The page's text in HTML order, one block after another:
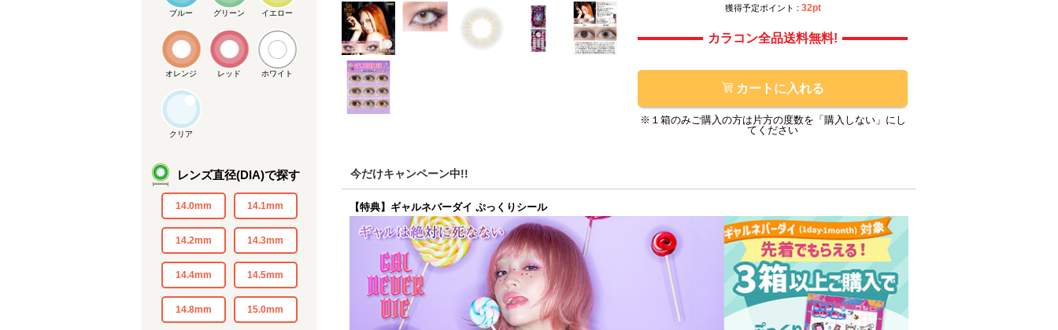
ブルー グリーン イエロー
オレンジ レッド ホワイト
クリア
レンズ直径(DIA)で探す
14.0mm 14.1mm
14.2mm 14.3mm
14.4mm 14.5mm
14.8mm 15.0mm
獲得予定ポイント : 32pt
カラコン全品送料無料!
カートに入れる
※１箱のみご購入の方は片方の度数を「購入しない」にし
てください
今だけキャンペーン中!!
【特典】ギャルネバーダイ ぷっくりシール